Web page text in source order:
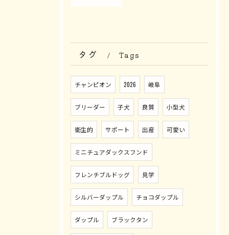
タグ Tags
チャンピオン 2026 岐阜
ブリーダー 子犬 良質 小型犬
衛生的 サポート 出産 可愛い
ミニチュアダックスフンド
フレンチブルドッグ 見学
シルバーダップル チョコダップル
ダップル ブラックタン